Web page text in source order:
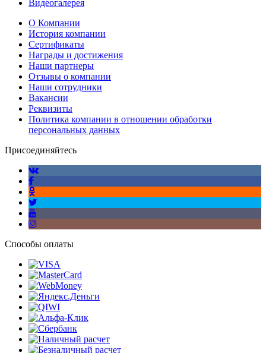
Видеогалерея
О Компании
История компании
Сертификаты
Награды и достижения
Наши партнеры
Отзывы о компании
Наши сотрудники
Вакансии
Реквизиты
Политика компании в отношении обработки
персональных данных
Присоединяйтесь
Способы оплаты